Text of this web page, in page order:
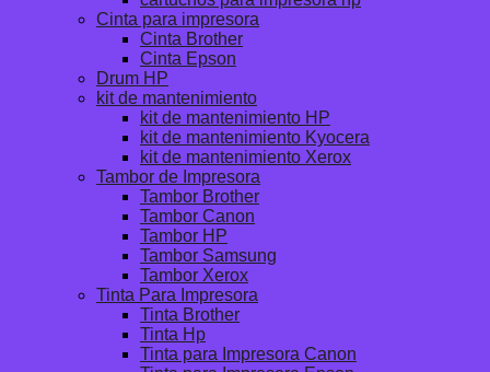
Cinta para impresora
Cinta Brother
Cinta Epson
Drum HP
kit de mantenimiento
kit de mantenimiento HP
kit de mantenimiento Kyocera
kit de mantenimiento Xerox
Tambor de Impresora
Tambor Brother
Tambor Canon
Tambor HP
Tambor Samsung
Tambor Xerox
Tinta Para Impresora
Tinta Brother
Tinta Hp
Tinta para Impresora Canon